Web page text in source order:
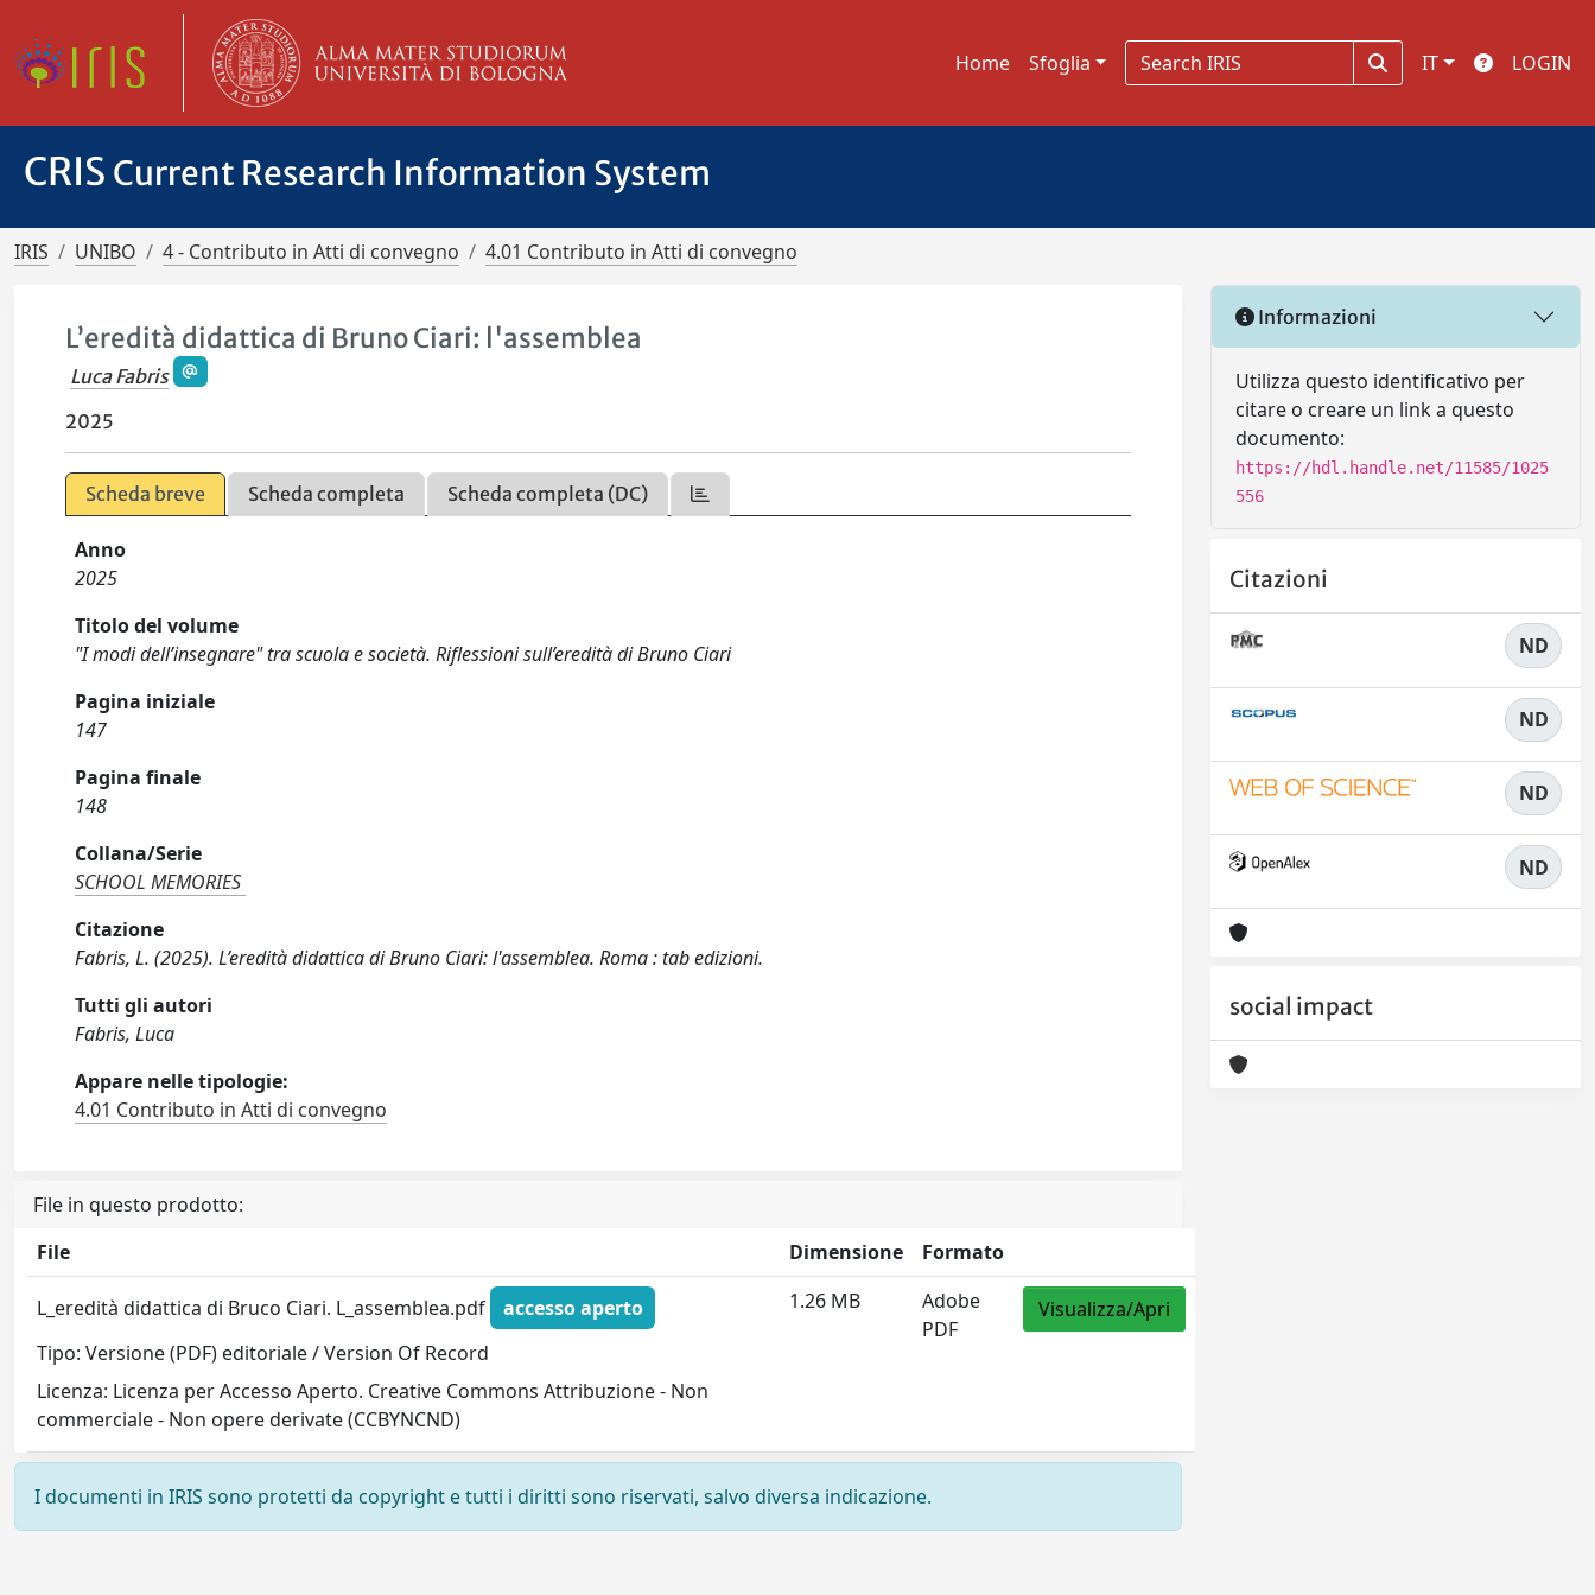
Home Sfoglia IT LOGIN
CRIS Current Research Information System
IRIS UNIBO 4 - Contributo in Atti di convegno 4.01 Contributo in Atti di convegno
L’eredità didattica di Bruno Ciari: l'assemblea
Luca Fabris
2025
Scheda breve Scheda completa Scheda completa (DC)
Anno
2025
Titolo del volume
"I modi dell’insegnare" tra scuola e società. Riflessioni sull’eredità di Bruno Ciari
Pagina iniziale
147
Pagina finale
148
Collana/Serie
SCHOOL MEMORIES
Citazione
Fabris, L. (2025). L’eredità didattica di Bruno Ciari: l'assemblea. Roma : tab edizioni.
Tutti gli autori
Fabris, Luca
Appare nelle tipologie:
4.01 Contributo in Atti di convegno
File in questo prodotto:
File
Dimensione Formato
L_eredità didattica di Bruco Ciari. L_assemblea.pdf
accesso aperto
Tipo: Versione (PDF) editoriale / Version Of Record
Licenza: Licenza per Accesso Aperto. Creative Commons Attribuzione - Non
commerciale - Non opere derivate (CCBYNCND)
1.26 MB
Adobe
PDF
Visualizza/Apri
I documenti in IRIS sono protetti da copyright e tutti i diritti sono riservati, salvo diversa indicazione.
Informazioni
Utilizza questo identificativo per
citare o creare un link a questo
documento:
https://hdl.handle.net/11585/1025
556
Citazioni
ND
ND
ND
ND
social impact